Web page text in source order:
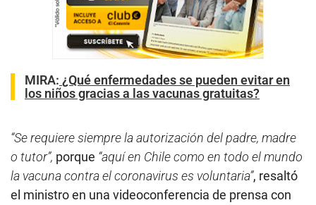
MIRA: ¿Qué enfermedades se pueden evitar en
los niños gracias a las vacunas gratuitas?
“Se requiere siempre la autorización del padre, madre
o tutor”, porque “aquí en Chile como en todo el mundo
la vacuna contra el coronavirus es voluntaria”, resaltó
el ministro en una videoconferencia de prensa con